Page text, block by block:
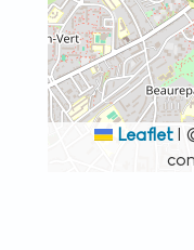
Leaflet